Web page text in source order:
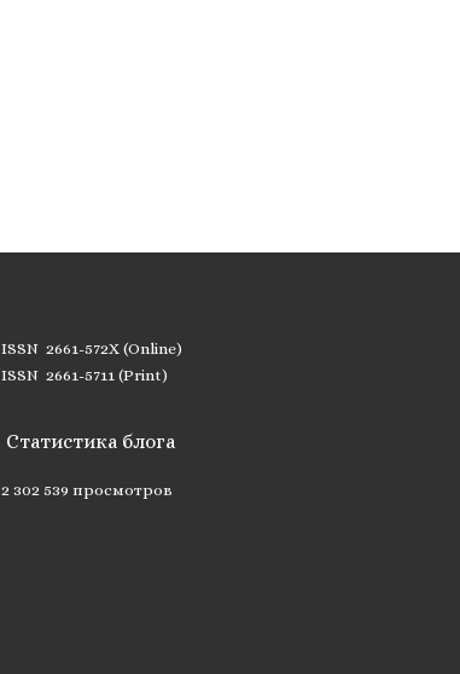
ISSN 2661-572X (Online)
ISSN 2661-5711 (Print)
Статистика блога
2 302 539 просмотров